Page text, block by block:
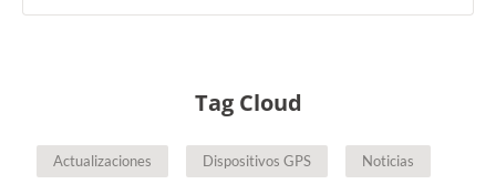
Tag Cloud
Actualizaciones Dispositivos GPS Noticias